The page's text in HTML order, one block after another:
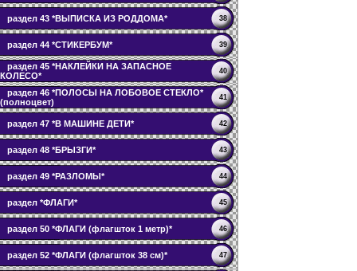
раздел 43 *ВЫПИСКА ИЗ РОДДОМА* 38
раздел 44 *СТИКЕРБУМ* 39
раздел 45 *НАКЛЕЙКИ НА ЗАПАСНОЕ
КОЛЕСО*
40
раздел 46 *ПОЛОСЫ НА ЛОБОВОЕ СТЕКЛО*
(полноцвет)
41
раздел 47 *В МАШИНЕ ДЕТИ* 42
раздел 48 *БРЫЗГИ* 43
раздел 49 *РАЗЛОМЫ* 44
раздел *ФЛАГИ* 45
раздел 50 *ФЛАГИ (флагшток 1 метр)* 46
раздел 52 *ФЛАГИ (флагшток 38 см)* 47